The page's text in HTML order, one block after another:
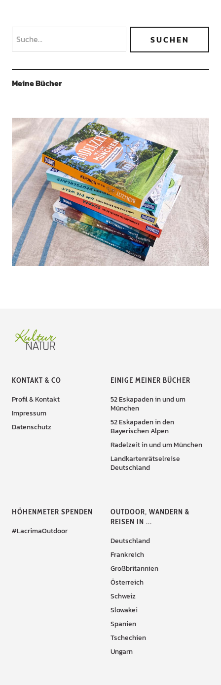
Meine Bücher
KONTAKT & CO
Profil & Kontakt
Impressum
Datenschutz
EINIGE MEINER BÜCHER
52 Eskapaden in und um
München
52 Eskapaden in den
Bayerischen Alpen
Radelzeit in und um München
Landkartenrätselreise
Deutschland
HÖHENMETER SPENDEN
#LacrimaOutdoor
OUTDOOR, WANDERN &
REISEN IN ...
Deutschland
Frankreich
Großbritannien
Österreich
Schweiz
Slowakei
Spanien
Tschechien
Ungarn